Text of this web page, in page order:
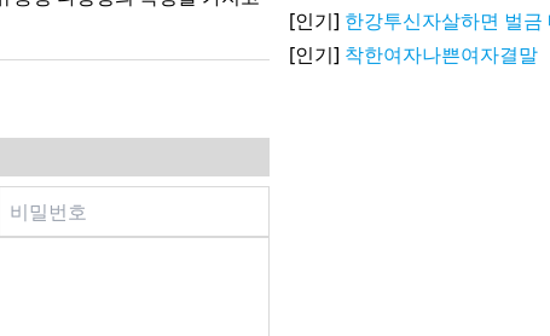
[인기] 한강투신자살하면 벌금
[인기] 착한여자나쁜여자결말